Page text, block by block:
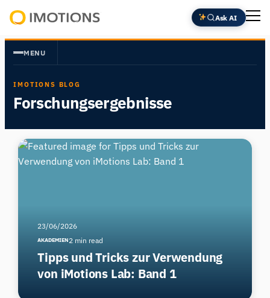
Insight
Ask AI
MENU
IMOTIONS BLOG
Forschungsergebnisse
Tipps und Tricks zur Verwendung
von iMotions Lab: Band 1
AKADEMIEN2 min read
23/06/2026